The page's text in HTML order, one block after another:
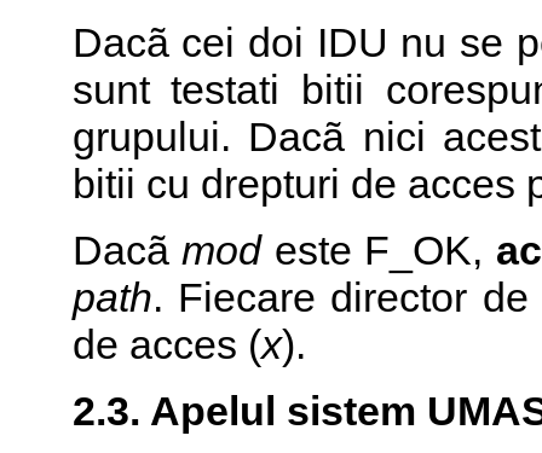
Dacã cei doi IDU nu se
sunt testati bitii
grupului. Dacã nici
bitii cu drepturi de acces
Dacãmodeste F_OK,
path. Fiecare director
de acces (x).
2.3. Apelul sistem